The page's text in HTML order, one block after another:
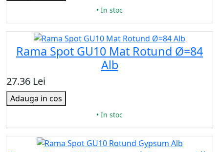
• In stoc
Rama Spot GU10 Mat Rotund Ø=84
Alb
27.36 Lei
Adauga in cos
• In stoc